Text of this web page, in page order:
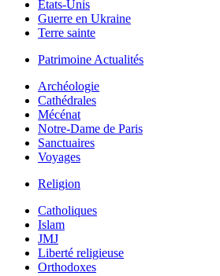
États-Unis
Guerre en Ukraine
Terre sainte
Patrimoine Actualités
Archéologie
Cathédrales
Mécénat
Notre-Dame de Paris
Sanctuaires
Voyages
Religion
Catholiques
Islam
JMJ
Liberté religieuse
Orthodoxes